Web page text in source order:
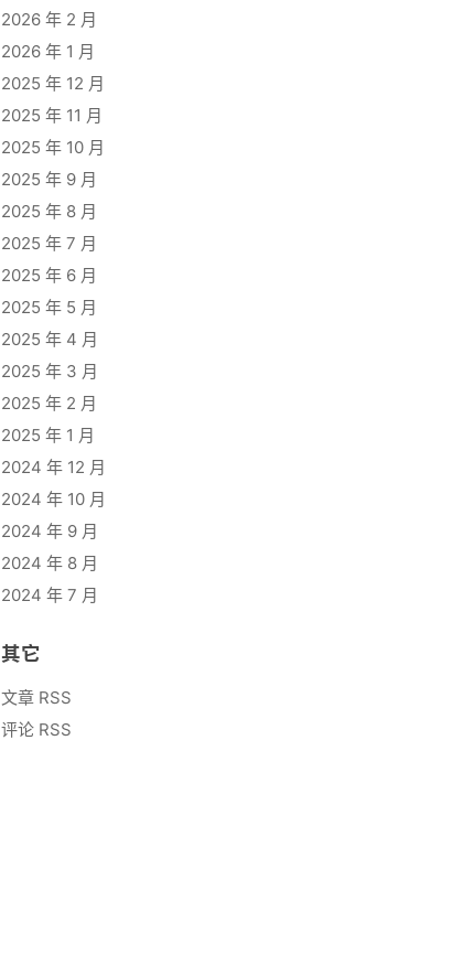
2026 年 2 月
2026 年 1 月
2025 年 12 月
2025 年 11 月
2025 年 10 月
2025 年 9 月
2025 年 8 月
2025 年 7 月
2025 年 6 月
2025 年 5 月
2025 年 4 月
2025 年 3 月
2025 年 2 月
2025 年 1 月
2024 年 12 月
2024 年 10 月
2024 年 9 月
2024 年 8 月
2024 年 7 月
其它
文章 RSS
评论 RSS